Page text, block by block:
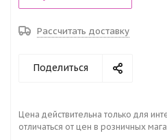
Рассчитать доставку
Поделиться
Цена действительна только для
отличаться от цен в розничных